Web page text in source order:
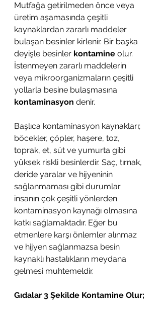
Mutfağa getirilmeden önce veya
üretim aşamasında çeşitli
kaynaklardan zararlı maddeler
bulaşan besinler kirlenir. Bir başka
deyişle besinler kontamine olur.
İstenmeyen zararlı maddelerin
veya mikroorganizmaların çeşitli
yollarla besine bulaşmasına
kontaminasyon denir.
Başlıca kontaminasyon kaynakları;
böcekler, çöpler, haşere, toz,
toprak, et, süt ve yumurta gibi
yüksek riskli besinlerdir. Saç, tırnak,
deride yaralar ve hijyeninin
sağlanmaması gibi durumlar
insanın çok çeşitli yönlerden
kontaminasyon kaynağı olmasına
katkı sağlamaktadır. Eğer bu
etmenlere karşı önlemler alınmaz
ve hijyen sağlanmazsa besin
kaynaklı hastalıkların meydana
gelmesi muhtemeldir.
Gıdalar 3 Şekilde Kontamine Olur;